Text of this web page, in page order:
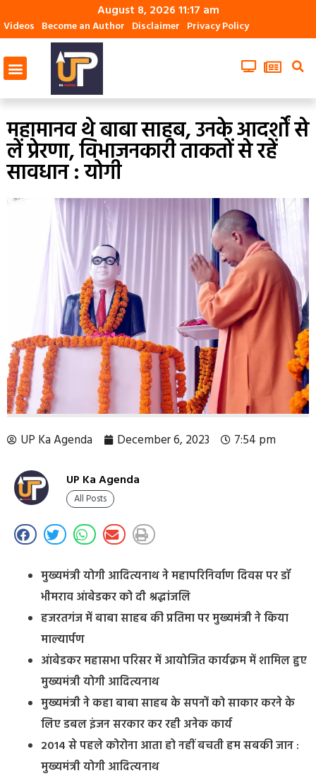
August 8, 2026 11:17 am
Videos Become an Author Disclaimer Privacy Policy
महामानव थे बाबा साहब, उनके आदर्शों से
लें प्रेरणा, विभाजनकारी ताकतों से रहें
सावधान : योगी
UP Ka Agenda December 6, 2023 7:54 pm
UP Ka Agenda
All Posts
मुख्यमंत्री योगी आदित्यनाथ ने महापरिनिर्वाण दिवस पर डॉ
भीमराव आंबेडकर को दी श्रद्धांजलि
हजरतगंज में बाबा साहब की प्रतिमा पर मुख्यमंत्री ने किया
माल्यार्पण
आंबेडकर महासभा परिसर में आयोजित कार्यक्रम में शामिल हुए
मुख्यमंत्री योगी आदित्यनाथ
मुख्यमंत्री ने कहा बाबा साहब के सपनों को साकार करने के
लिए डबल इंजन सरकार कर रही अनेक कार्य
2014 से पहले कोरोना आता हो नहीं बचती हम सबकी जान :
मुख्यमंत्री योगी आदित्यनाथ